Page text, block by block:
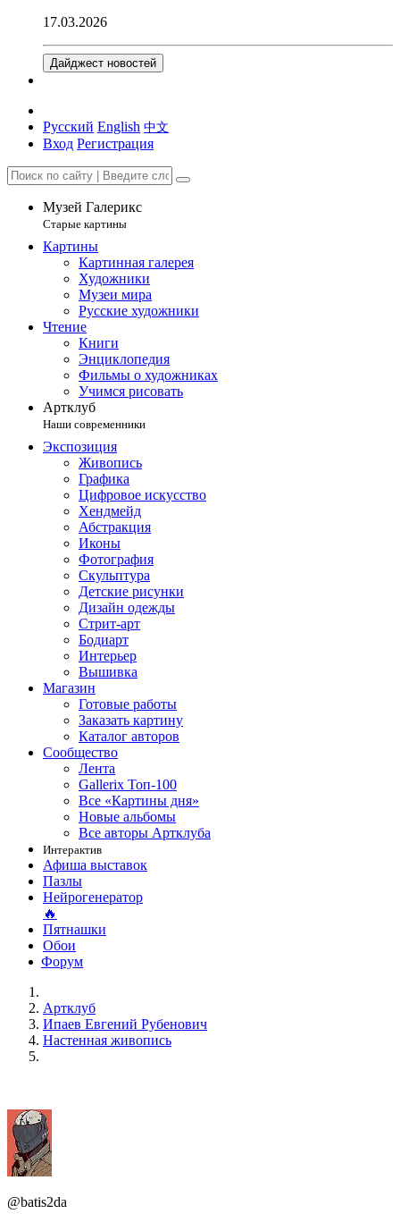
17.03.2026
Дайджест новостей
Русский English 中文
Вход Регистрация
Музей Галерикс
Старые картины
Картины
Картинная галерея
Художники
Музеи мира
Русские художники
Чтение
Книги
Энциклопедия
Фильмы о художниках
Учимся рисовать
Артклуб
Наши современники
Экспозиция
Живопись
Графика
Цифровое искусство
Хендмейд
Абстракция
Иконы
Фотография
Скульптура
Детские рисунки
Дизайн одежды
Стрит-арт
Бодиарт
Интерьер
Вышивка
Магазин
Готовые работы
Заказать картину
Каталог авторов
Сообщество
Лента
Gallerix Топ-100
Все «Картины дня»
Новые альбомы
Все авторы Артклуба
Интерактив
Афиша выставок
Пазлы
Нейрогенератор
🔥
Пятнашки
Обои
Форум
Артклуб
Ипаев Евгений Рубенович
Настенная живопись
@batis2da